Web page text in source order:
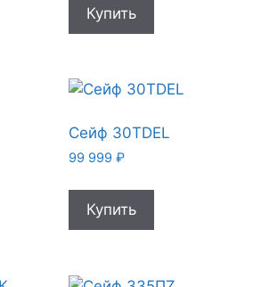
Купить
Сейф 30TDEL
99 999 ₽
Купить